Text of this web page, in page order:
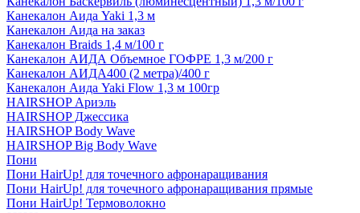
Канекалон Аида Yaki 1,3 м
Канекалон Аида на заказ
Канекалон Braids 1,4 м/100 г
Канекалон АИДА Объемное ГОФРЕ 1,3 м/200 г
Канекалон АИДА400 (2 метра)/400 г
Канекалон Аида Yaki Flow 1,3 м 100гр
HAIRSHOP Ариэль
HAIRSHOP Джессика
HAIRSHOP Body Wave
HAIRSHOP Big Body Wave
Пони
Пони HairUp! для точечного афронаращивания
Пони HairUp! для точечного афронаращивания прямые
Пони HairUp! Термоволокно